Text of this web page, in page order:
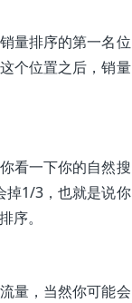
量排序的第一名位
个位置之后，销量
看一下你的自然搜
掉1/3，也就是说你
序。
量，当然你可能会